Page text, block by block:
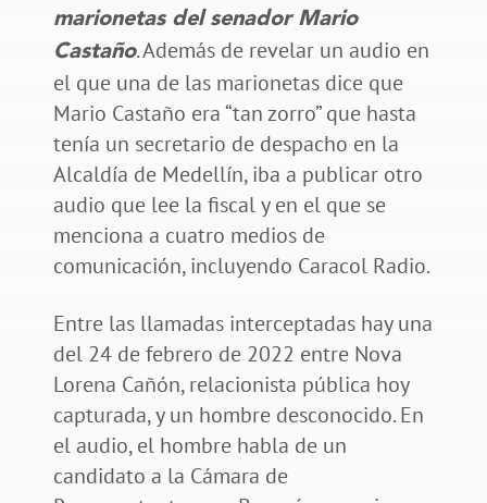
marionetas del senador Mario
Castaño. Además de revelar un audio en
el que una de las marionetas dice que
Mario Castaño era “tan zorro” que hasta
tenía un secretario de despacho en la
Alcaldía de Medellín, iba a publicar otro
audio que lee la fiscal y en el que se
menciona a cuatro medios de
comunicación, incluyendo Caracol Radio.
Entre las llamadas interceptadas hay una
del 24 de febrero de 2022 entre Nova
Lorena Cañón, relacionista pública hoy
capturada, y un hombre desconocido. En
el audio, el hombre habla de un
candidato a la Cámara de